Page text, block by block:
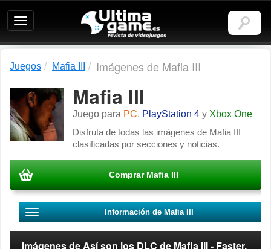
Ultimagame:
Revista
de
Juegos Mafia III Imágenes de Mafia III
Mafia III
Juego para PC, PlayStation 4 y Xbox One
Disfruta de todas las imágenes de Mafia III
clasificadas por secciones y noticias.
Comprar Mafia III
Información de Mafia III
Imágenes de Así son los DLC de Mafia III - Faster,